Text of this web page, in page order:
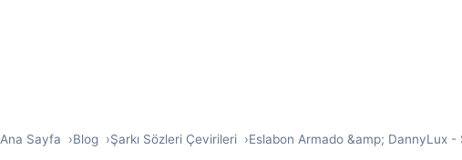
Ana Sayfa Blog Şarkı Sözleri Çevirileri Eslabon Armado &amp; DannyLux -